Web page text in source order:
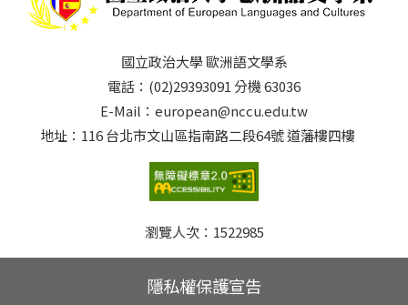
國立政治大學 歐洲語文學系
電話：(02)29393091 分機 63036
E-Mail：european@nccu.edu.tw
地址：116 台北市文山區指南路二段64號 道藩樓四樓
瀏覽人次： 1522985
隱私權保護宣告